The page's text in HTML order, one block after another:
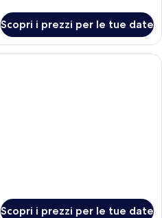
Scopri i prezzi per le tue date
Una camera d'albergo con un letto
Scopri i prezzi per le tue date